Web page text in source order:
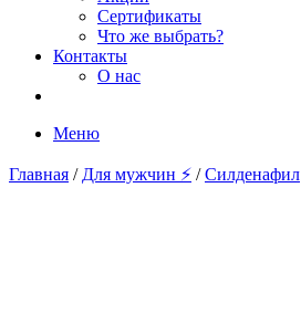
Сертификаты
Что же выбрать?
Контакты
О нас
Меню
Главная / Для мужчин ⚡ /Силденафил